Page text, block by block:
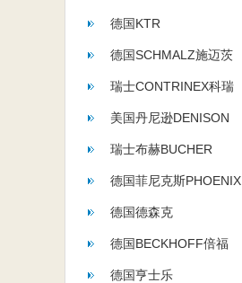
德国KTR
德国SCHMALZ施迈茨
瑞士CONTRINEX科瑞
美国丹尼逊DENISON
瑞士布赫BUCHER
德国菲尼克斯PHOENIX
德国德森克
德国BECKHOFF倍福
德国亨士乐